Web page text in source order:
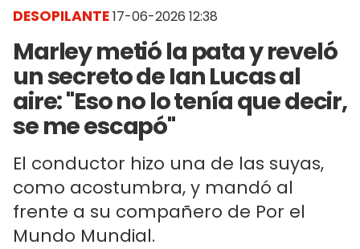
DESOPILANTE17-06-2026 12:38
Marley metió la pata y reveló
un secreto de Ian Lucas al
aire: "Eso no lo tenía que decir,
se me escapó"
El conductor hizo una de las suyas,
como acostumbra, y mandó al
frente a su compañero de Por el
Mundo Mundial.